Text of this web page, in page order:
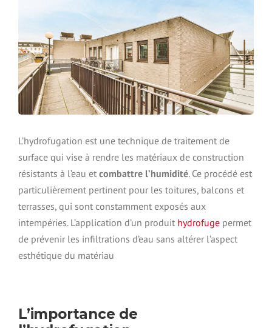
L’hydrofugation est une technique de traitement de
surface qui vise à rendre les matériaux de construction
résistants à l’eau et combattre l’humidité. Ce procédé est
particulièrement pertinent pour les toitures, balcons et
terrasses, qui sont constamment exposés aux
intempéries. L’application d’un produit hydrofuge permet
de prévenir les infiltrations d’eau sans altérer l’aspect
esthétique du matériau
L’importance de